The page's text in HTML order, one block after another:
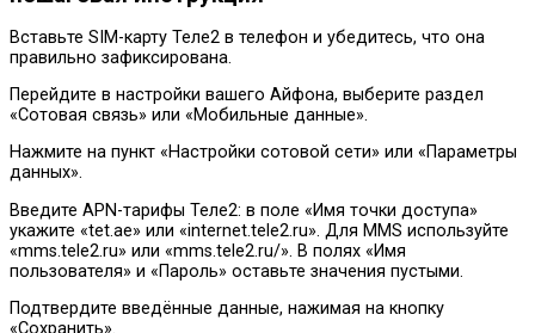
Вставьте SIM-карту Теле2 в телефон и убедитесь, что она
правильно зафиксирована.
Перейдите в настройки вашего Айфона, выберите раздел
«Сотовая связь» или «Мобильные данные».
Нажмите на пункт «Настройки сотовой сети» или «Параметры
данных».
Введите APN-тарифы Теле2: в поле «Имя точки доступа»
укажите «tet.ae» или «internet.tele2.ru». Для MMS используйте
«mms.tele2.ru» или «mms.tele2.ru/». В полях «Имя
пользователя» и «Пароль» оставьте значения пустыми.
Подтвердите введённые данные, нажимая на кнопку